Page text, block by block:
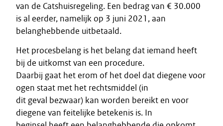
van de Catshuisregeling. Een bedrag van € 30.000
is al eerder, namelijk op 3 juni 2021, aan
belanghebbende uitbetaald.
Het procesbelang is het belang dat iemand heeft
bij de uitkomst van een procedure.
Daarbij gaat het erom of het doel dat diegene voor
ogen staat met het rechtsmiddel (in
dit geval bezwaar) kan worden bereikt en voor
diegene van feitelijke betekenis is. In